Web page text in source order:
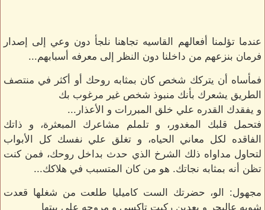
عندما تؤلمنا أفعالهم القاسيه تجاهنا نلجأ دون وعي إلى إصدار
فرمان بنزعهم من داخلنا دون النظر إلى معرفه أسبابهم...
فمأساه أن يتركك شخص كان بمثابه روحك أو أكثر في منتصف
الطريق يشعرك بأنك منبوذ شخص غير مرغوب بك
و يفقدك القدره علي خلق المبررات و الأعذار...
فتحمل قلبك المغدور، و تلملم مشاعرك المبعثرة، و ذاتك
الفاقده لكل معاني الحياه، و تغلق علي نفسك كل الأبواب
لتحاول مداواه ذلك الشرخ الذي حدث بداخل روحك، فمن كنت
تظن أنه بمثابه نجاتك. هو من كان المتسبب في هلاكك...
مجهول: الو، حضرتك الست كاميليا طلعت من شغلها قعدت
شويه عالبحر و بعدين ركبت تاكسي و مروحه علي بيتها